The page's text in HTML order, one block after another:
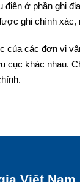
ở phần ghi
ghi chính xác,
của các đơn vị
cục khác nhau.